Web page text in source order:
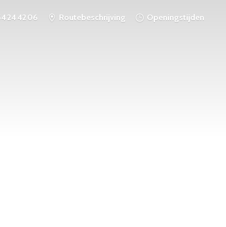
24 42 06 Routebeschrijving Openingstijden